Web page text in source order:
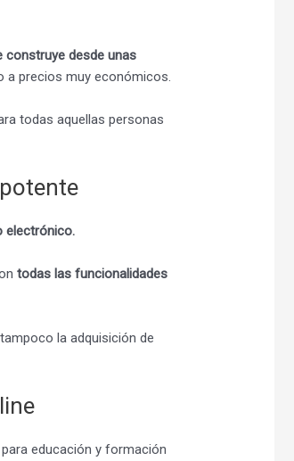
construye desde unas
a precios muy económicos.
todas aquellas personas
electrónico.
todas las funcionalidades
la adquisición de
educación y formación